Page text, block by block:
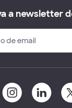
a newsletter